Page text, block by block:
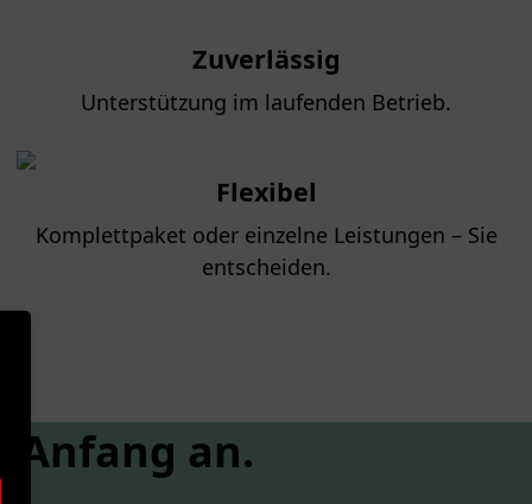
Zuverlässig
Unterstützung im laufenden Betrieb.
Flexibel
Komplettpaket oder einzelne Leistungen – Sie
entscheiden.
Anfang an.